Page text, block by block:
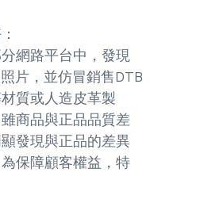
網路平台中，發現
片，並仿冒銷售DTB
質或人造皮革製
商品與正品品質差
發現與正品的差異
保障顧客權益，特